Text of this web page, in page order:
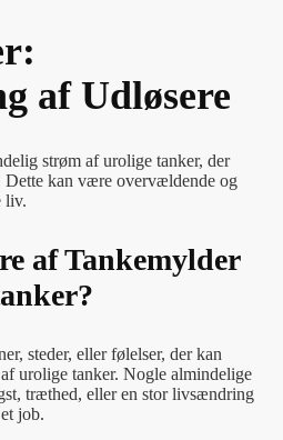
af Udløsere
strøm af urolige tanker, der
kan være overvældende og
liv.
af Tankemylder
steder, eller følelser, der kan
urolige tanker. Nogle almindelige
træthed, eller en stor livsændring
job.